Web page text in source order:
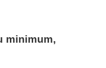
minimum,